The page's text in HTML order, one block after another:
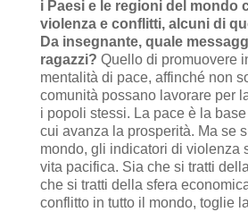
i Paesi e le regioni del mondo
violenza e conflitti, alcuni di
Da insegnante, quale
ragazzi? Quello di promuovere
mentalità di pace, affinché non
comunità possano lavorare per
i popoli stessi. La pace è la
cui avanza la prosperità. Ma se
mondo, gli indicatori di violenza
vita pacifica. Sia che si tratti
che si tratti della sfera
conflitto in tutto il mondo, toglie